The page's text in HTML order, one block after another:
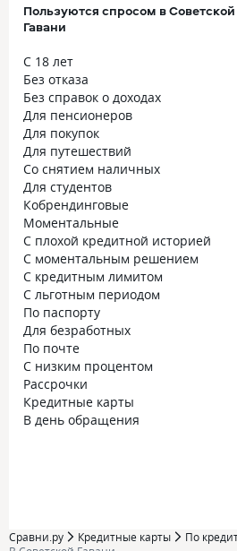
Пользуются спросом в Советской
Гавани
С 18 лет
Без отказа
Без справок о доходах
Для пенсионеров
Для покупок
Для путешествий
Со снятием наличных
Для студентов
Кобрендинговые
Моментальные
С плохой кредитной историей
С моментальным решением
С кредитным лимитом
С льготным периодом
По паспорту
Для безработных
По почте
С низким процентом
Рассрочки
Кредитные карты
В день обращения
Сравни.ру Кредитные карты
По